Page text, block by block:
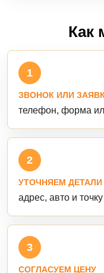
Как
1
ЗВОНОК ИЛИ
телефон, форма
2
УТОЧНЯЕМ ДЕТАЛИ
адрес, авто и
3
СОГЛАСУЕМ ЦЕНУ